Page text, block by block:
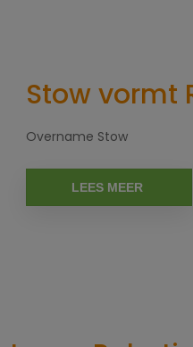
Stow vormt
Overname Stow
LEES MEER